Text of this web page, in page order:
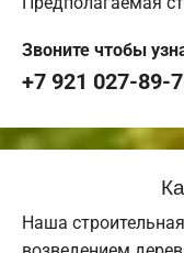
Звоните чтобы
+7 921 027-89-
Наша